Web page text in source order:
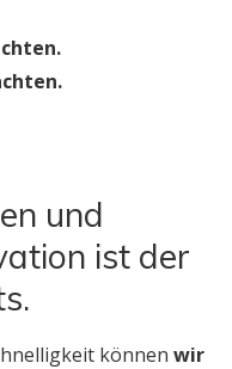
und
ist der
können wir